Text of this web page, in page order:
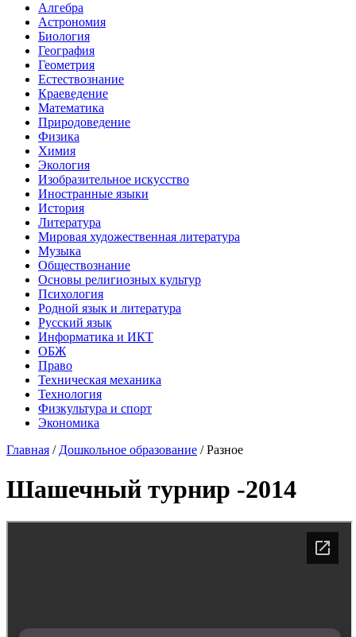
Алгебра
Астрономия
Биология
География
Геометрия
Естествознание
Краеведение
Математика
Природоведение
Физика
Химия
Экология
Изобразительное искусство
Иностранные языки
История
Литература
Мировая художественная литература
Музыка
Обществознание
Основы религиозных культур
Психология
Родной язык и литература
Русский язык
Информатика и ИКТ
ОБЖ
Право
Техническая механика
Технология
Физкультура и спорт
Экономика
Главная / Дошкольное образование /Разное
Шашечный турнир -2014